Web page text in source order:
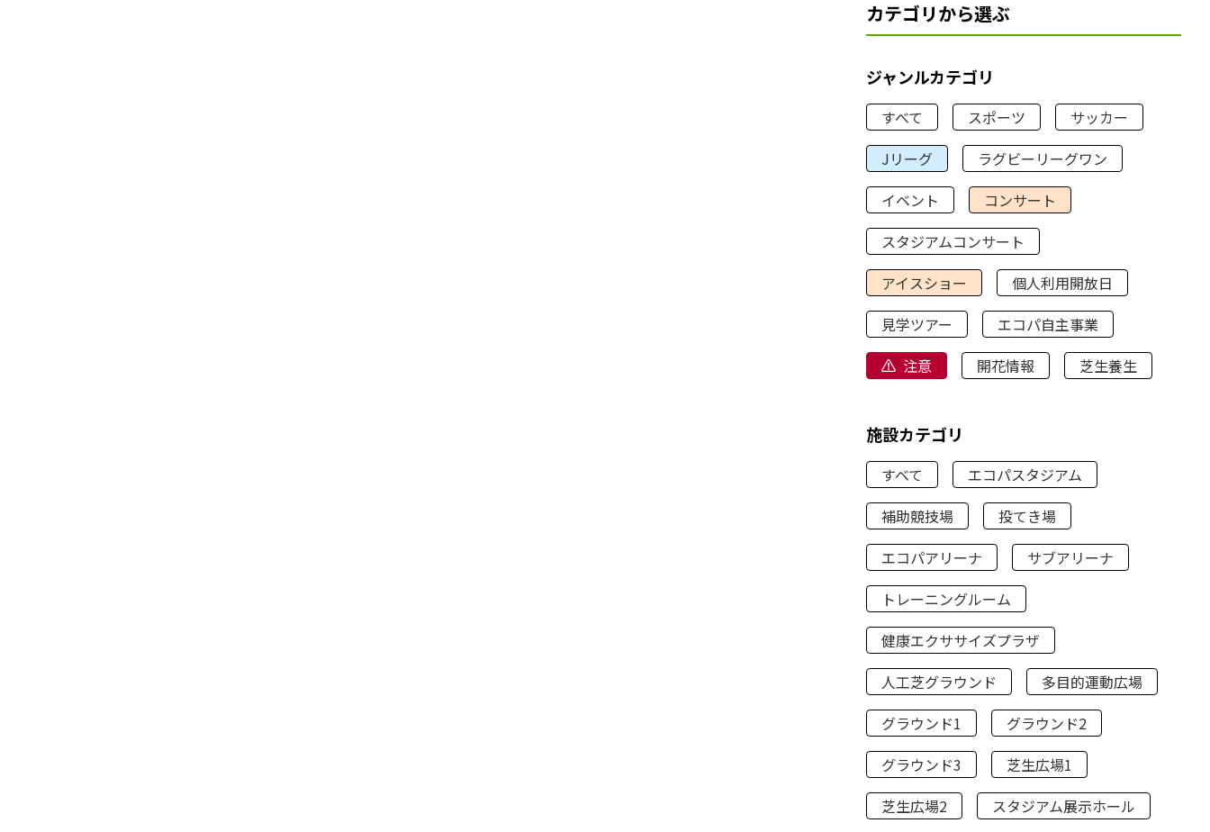
カテゴリから選ぶ
ジャンルカテゴリ
すべて スポーツ
サッカー
Jリーグ
ラグビーリーグワン
イベント
コンサート
スタジアムコンサート
アイスショー
個人利用開放日
見学ツアー
エコパ自主事業
注意
開花情報 芝生養生
施設カテゴリ
すべて
エコパスタジアム
補助競技場
投てき場
エコパアリーナ
サブアリーナ
トレーニングルーム
健康エクササイズプラザ
人工芝グラウンド
多目的運動広場
グラウンド1
グラウンド2
グラウンド3
芝生広場1
芝生広場2
スタジアム展示ホール